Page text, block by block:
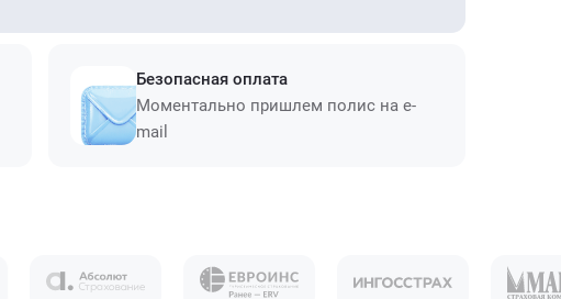
Безопасная оплата
Моментально пришлем полис на e-
mail